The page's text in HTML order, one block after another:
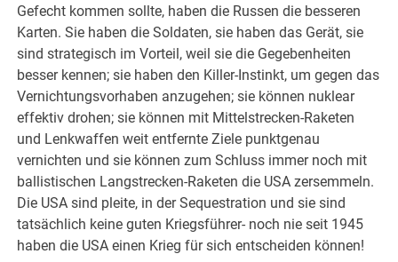
Gefecht kommen sollte, haben die Russen die besseren
Karten. Sie haben die Soldaten, sie haben das Gerät, sie
sind strategisch im Vorteil, weil sie die Gegebenheiten
besser kennen; sie haben den Killer-Instinkt, um gegen das
Vernichtungsvorhaben anzugehen; sie können nuklear
effektiv drohen; sie können mit Mittelstrecken-Raketen
und Lenkwaffen weit entfernte Ziele punktgenau
vernichten und sie können zum Schluss immer noch mit
ballistischen Langstrecken-Raketen die USA zersemmeln.
Die USA sind pleite, in der Sequestration und sie sind
tatsächlich keine guten Kriegsführer- noch nie seit 1945
haben die USA einen Krieg für sich entscheiden können!